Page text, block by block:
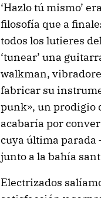
‘Hazlo tú mismo’
filosofía que a
todos los lutieres
‘tunear’ una
walkman,
fabricar su
punk», un prodigio
acabaría por
cuya última parada
junto a la bahía
Electrizados